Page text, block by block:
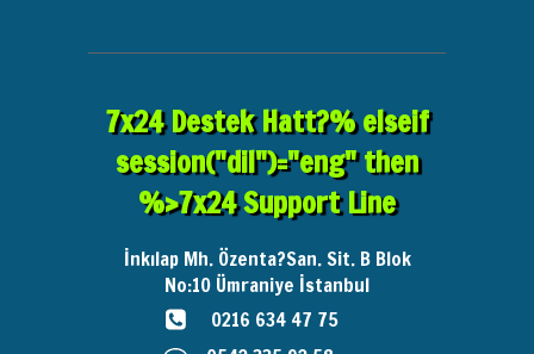
7x24 Destek Hatt?% elseif
session("dil")="eng" then
%>7x24 Support Line
İnkılap Mh. Özenta?San. Sit. B Blok
No:10 Ümraniye İstanbul
0216 634 47 75